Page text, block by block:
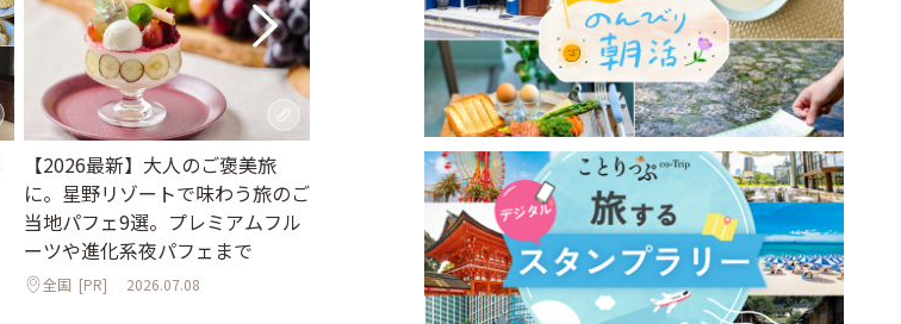
【2026最新】大人のご褒美旅
に。星野リゾートで味わう旅のご
当地パフェ9選。プレミアムフル
ーツや進化系夜パフェまで
全国 [PR] 2026.07.08
【2026年夏】リゾナーレで叶え
るリゾート涼旅7選。雲海、高
原、星空、かき氷で暑さを忘れる
2026.06.03